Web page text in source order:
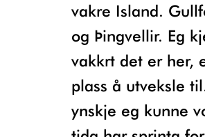
vakre Island.
og Þingvellir. Eg
vakkrt det er her,
plass å utveksle
ynskje eg kunne